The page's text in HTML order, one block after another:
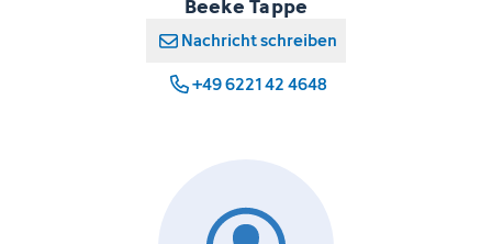
Nachricht schreiben
+49 6221 42 4648